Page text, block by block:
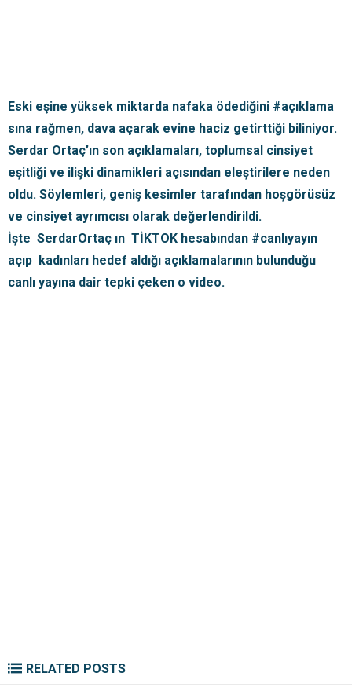
Eski eşine yüksek miktarda nafaka ödediğini #açıklama
sına rağmen, dava açarak evine haciz getirttiği biliniyor.
Serdar Ortaç’ın son açıklamaları, toplumsal cinsiyet
eşitliği ve ilişki dinamikleri açısından eleştirilere neden
oldu. Söylemleri, geniş kesimler tarafından hoşgörüsüz
ve cinsiyet ayrımcısı olarak değerlendirildi.
İşte SerdarOrtaç ın TİKTOK hesabından #canlıyayın
açıp kadınları hedef aldığı açıklamalarının bulunduğu
canlı yayına dair tepki çeken o video.
RELATED POSTS